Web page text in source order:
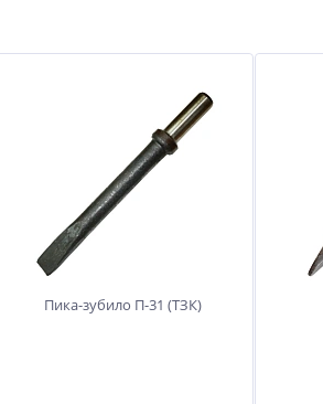
Пика-зубило П-31 (ТЗК)